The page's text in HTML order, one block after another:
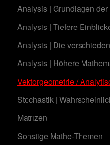
Analysis | Grundlagen
Analysis | Tiefere
Analysis | Die
Analysis | Höhere
Vektorgeometrie /
Stochastik |
Matrizen
Sonstige Mathe-Themen